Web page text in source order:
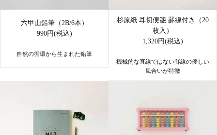
六甲山鉛筆（2B/6本）
990円(税込)
自然の循環から生まれた鉛筆
杉原紙 耳切便箋 罫線付き（20
枚入）
1,320円(税込)
機械的な直線ではない罫線の優しい
風合いが特徴